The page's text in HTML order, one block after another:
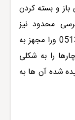
و بسته کردن
محدود نیز
ورا مجهز به
را به شکلی
شده آن ها به